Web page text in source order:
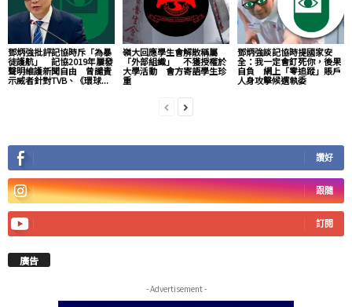
鄧炳強批評記協時斥「為暴
徒護航」 記協2019年屢發
聲明維護新聞自由 曾譴責
示威者針對TVB、《環球...
嶺大回應學生會解散稱屬
「外部組織」 不獲授權於
大學活動 會方寄語學生珍
重
鄧炳強談記協時提國家安
全：我一定會釘死你，後果
自負 網上「零追蹤」賬戶
人身攻擊候選執委
讚好
跟隨
訂閱
廣告
- Advertisement -